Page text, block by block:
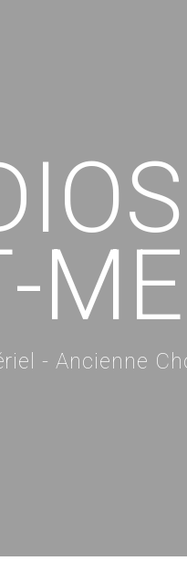
IOS
-ME
- Ancienne